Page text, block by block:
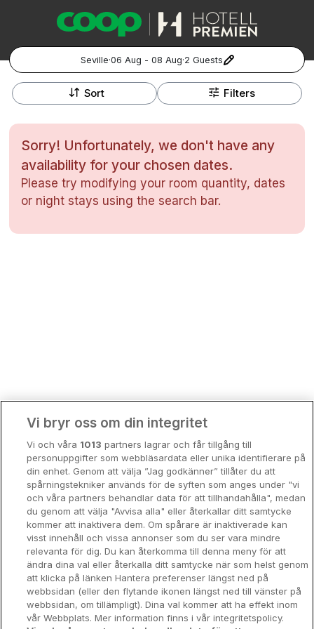
Seville·06 Aug - 08 Aug·2 Guests
Popular Destinations:
Stockholm
Göteborg
Sort Filters
+
−
Sorry! Unfortunately, we don't have any
availability for your chosen dates.
Please try modifying your room quantity, dates
or night stays using the search bar.
Kontakta ossVanliga frågorAllmänna villkor
Gift VouchersCoop.se Manage Preferences
Storstadsweekend
Hotellrum under 995 kr
Spahotell
Sydsverige
Om Hotellpremien
Nya hotell
Stadsweekend
Vi bryr oss om din integritet
Vi och våra 1013 partners lagrar och får tillgång till
personuppgifter som webbläsardata eller unika identifierare på
din enhet. Genom att välja ”Jag godkänner” tillåter du att
spårningstekniker används för de syften som anges under "vi
och våra partners behandlar data för att tillhandahålla", medan
du genom att välja "Avvisa alla" eller återkallar ditt samtycke
kommer att inaktivera dem. Om spårare är inaktiverade kan
visst innehåll och vissa annonser som du ser vara mindre
relevanta för dig. Du kan återkomma till denna meny för att
ändra dina val eller återkalla ditt samtycke när som helst genom
att klicka på länken Hantera preferenser längst ned på
webbsidan (eller den flytande ikonen längst ned till vänster på
webbsidan, om tillämpligt). Dina val kommer att ha effekt inom
vår Webbplats. Mer information finns i vår integritetspolicy.